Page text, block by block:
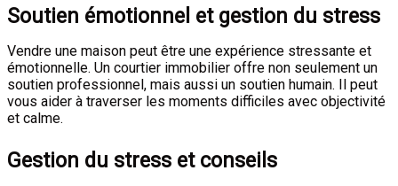
Soutien émotionnel et gestion du stress
Vendre une maison peut être une expérience stressante et
émotionnelle. Un courtier immobilier offre non seulement un
soutien professionnel, mais aussi un soutien humain. Il peut
vous aider à traverser les moments difficiles avec objectivité
et calme.
Gestion du stress et conseils